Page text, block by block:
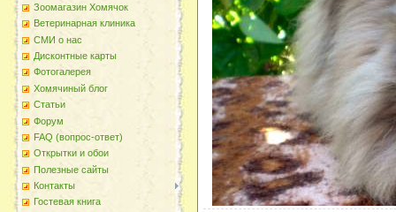
Зоомагазин Хомячок
Ветеринарная клиника
СМИ о нас
Дисконтные карты
Фотогалерея
Хомячиный блог
Статьи
Форум
FAQ (вопрос-ответ)
Открытки и обои
Полезные сайты
Контакты
Гостевая книга